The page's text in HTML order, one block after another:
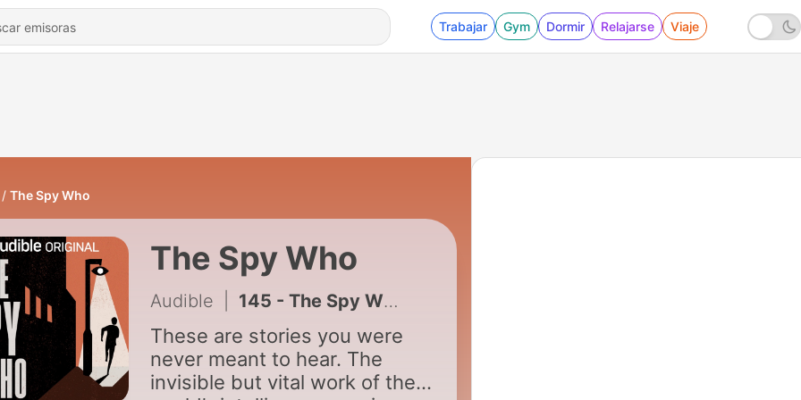
Trabajar Gym Dormir Relajarse Viaje
The Spy Who
The Spy Who
Audible 145 - The Spy Who Became Stalin's Greatest | Eastbound From The Cotswolds | 3
These are stories you were
never meant to hear. The
invisible but vital work of the